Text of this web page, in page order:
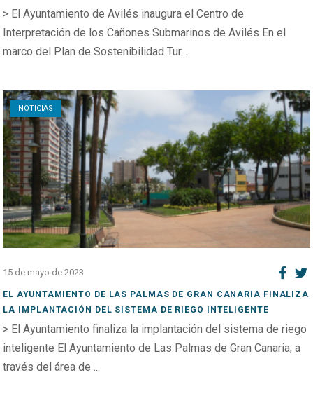
> El Ayuntamiento de Avilés inaugura el Centro de
Interpretación de los Cañones Submarinos de Avilés En el
marco del Plan de Sostenibilidad Tur...
NOTICIAS
Open post
15 de mayo de 2023
EL AYUNTAMIENTO DE LAS PALMAS DE GRAN CANARIA FINALIZA
LA IMPLANTACIÓN DEL SISTEMA DE RIEGO INTELIGENTE
> El Ayuntamiento finaliza la implantación del sistema de riego
inteligente El Ayuntamiento de Las Palmas de Gran Canaria, a
través del área de ...